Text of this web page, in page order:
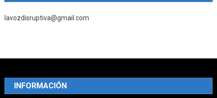
lavozdisruptiva@gmail.com
INFORMACIÓN